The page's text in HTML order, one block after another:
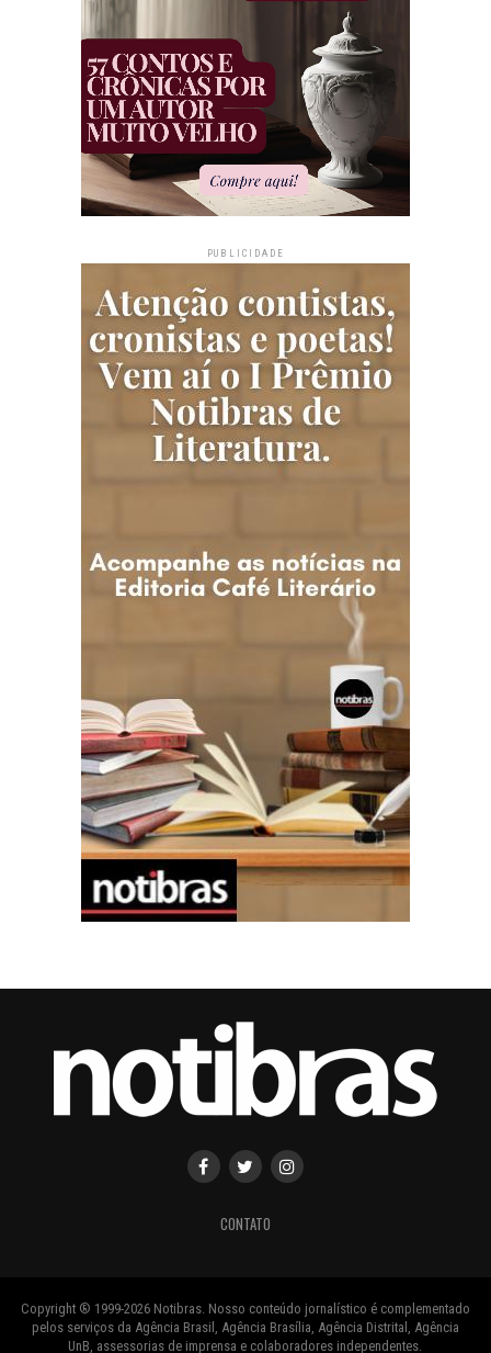
PUBLICIDADE
CONTATO
Copyright ® 1999-2026 Notibras. Nosso conteúdo jornalístico é complementado
pelos serviços da Agência Brasil, Agência Brasília, Agência Distrital, Agência
UnB, assessorias de imprensa e colaboradores independentes.